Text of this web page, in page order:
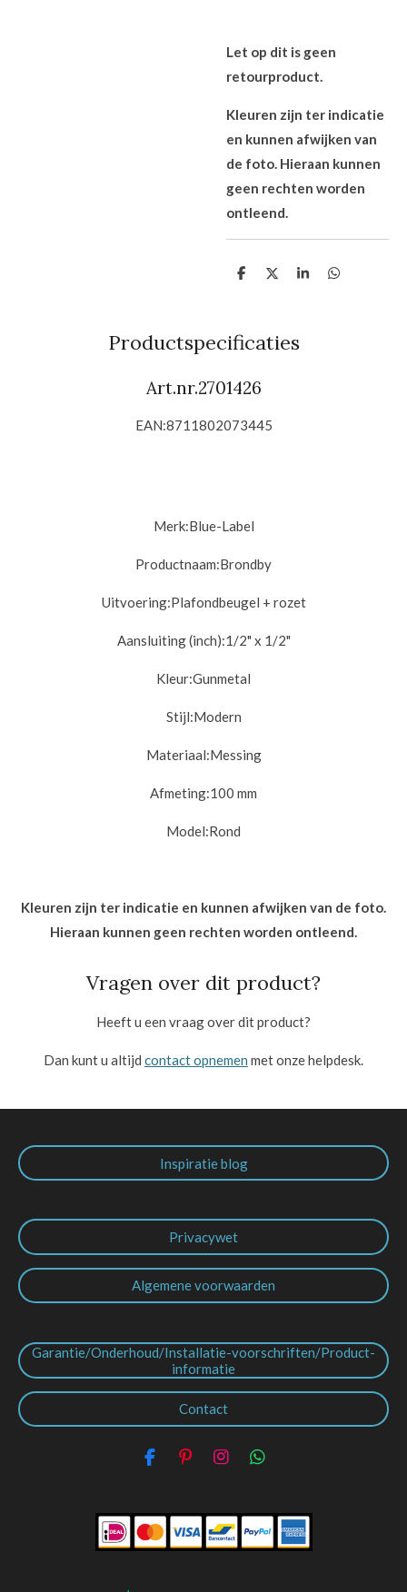
Let op dit is geen
retourproduct.
Kleuren zijn ter indicatie
en kunnen afwijken van
de foto. Hieraan kunnen
geen rechten worden
ontleend.
D
n
D
S
D
Productspecificaties
Art.nr.2701426
EAN:8711802073445
Merk:Blue-Label
Productnaam:Brondby
Uitvoering:Plafondbeugel + rozet
Aansluiting (inch):1/2" x 1/2"
Kleur:Gunmetal
Stijl:Modern
Materiaal:Messing
Afmeting:100 mm
Model:Rond
Kleuren zijn ter indicatie en kunnen afwijken van de foto.
Hieraan kunnen geen rechten worden ontleend.
Vragen over dit product?
Heeft u een vraag over dit product?
Dan kunt u altijd contact opnemen met onze helpdesk.
Inspiratie blog
Privacywet
Algemene voorwaarden
Garantie/Onderhoud/Installatie-voorschriften/Product-
informatie
Contact
F
e
b
o
P
t
e
r
I
t
a
g
W
t
s
A